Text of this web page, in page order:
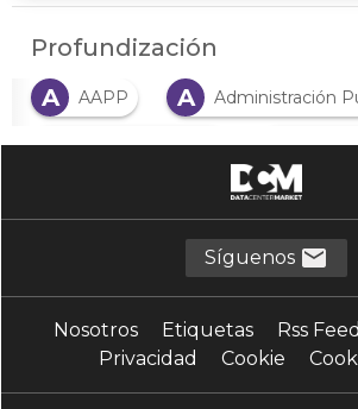
Profundización
A
AAPP A Administración
C cambio climático C
E
E energías
G ganadería P petróleo y gas
Síguenos
Nosotros Etiquetas Rss Feed
Privacidad
Cookie